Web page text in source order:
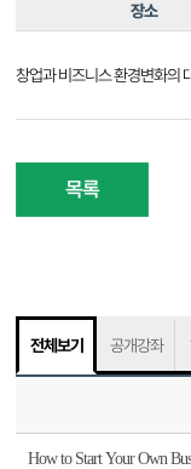
장소
창업과 비즈니스 환경변화의
목록
전체보기 공개강좌
How to Start Your Own